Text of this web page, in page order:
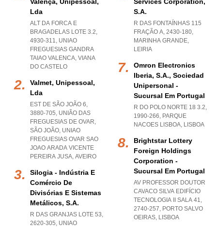
Lda
ALT DA FORCA E
BRAGADELAS LOTE 3.2,
4930-311, UNIAO
FREGUESIAS GANDRA
TAIAO VALENCA, VIANA
DO CASTELO
Valmet, Unipessoal,
Lda
EST DE SÃO JOÃO 6,
3880-705, UNIÃO DAS
FREGUESIAS DE OVAR,
SÃO JOÃO, UNIAO
FREGUESIAS OVAR SAO
JOAO ARADA VICENTE
PEREIRA JUSA, AVEIRO
Silogia - Indústria E
Comércio De
Divisórias E Sistemas
Metálicos, S.a.
R DAS GRANJAS LOTE 53,
2620-305, UNIAO
S.a.
R DAS FONTAÍNHAS 115
FRAÇÃO A, 2430-180,
MARINHA GRANDE,
LEIRIA
Omron Electronics
Iberia, S.a., Sociedad
Unipersonal -
Sucursal Em Portugal
R DO POLO NORTE 18 3.2,
1990-266, PARQUE
NACOES LISBOA, LISBOA
Brightstar Lottery
Foreign Holdings
Corporation -
Sucursal Em Portugal
AV PROFESSOR DOUTOR
CAVACO SILVA EDIFÍCIO
TECNOLOGIA II SALA 41,
2740-257, PORTO SALVO
OEIRAS, LISBOA